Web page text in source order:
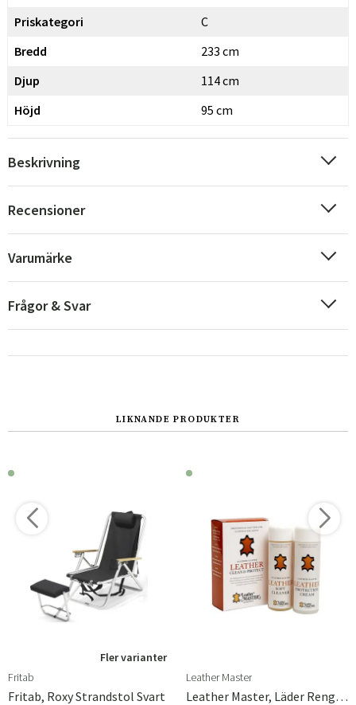
Priskategori
C
Bredd
233 cm
Djup
114 cm
Höjd
95 cm
Beskrivning
Recensioner
Varumärke
Frågor & Svar
LIKNANDE PRODUKTER
Fler varianter
Fritab
Fritab, Roxy Strandstol Svart
Leather Master
Leather Master, Läder Rengöring & Skydd Mini 2 X 100 Ml